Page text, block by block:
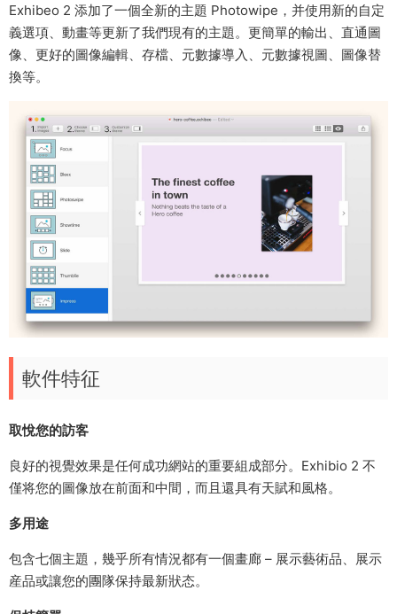
Exhibeo 2 添加了一個全新的主題 Photowipe，并使用新的自定
義選項、動畫等更新了我們現有的主題。更簡單的輸出、直通圖
像、更好的圖像編輯、存檔、元數據導入、元數據視圖、圖像替
換等。
軟件特征
取悅您的訪客
良好的視覺效果是任何成功網站的重要組成部分。Exhibio 2 不
僅将您的圖像放在前面和中間，而且還具有天賦和風格。
多用途
包含七個主題，幾乎所有情況都有一個畫廊 – 展示藝術品、展示
産品或讓您的團隊保持最新狀态。